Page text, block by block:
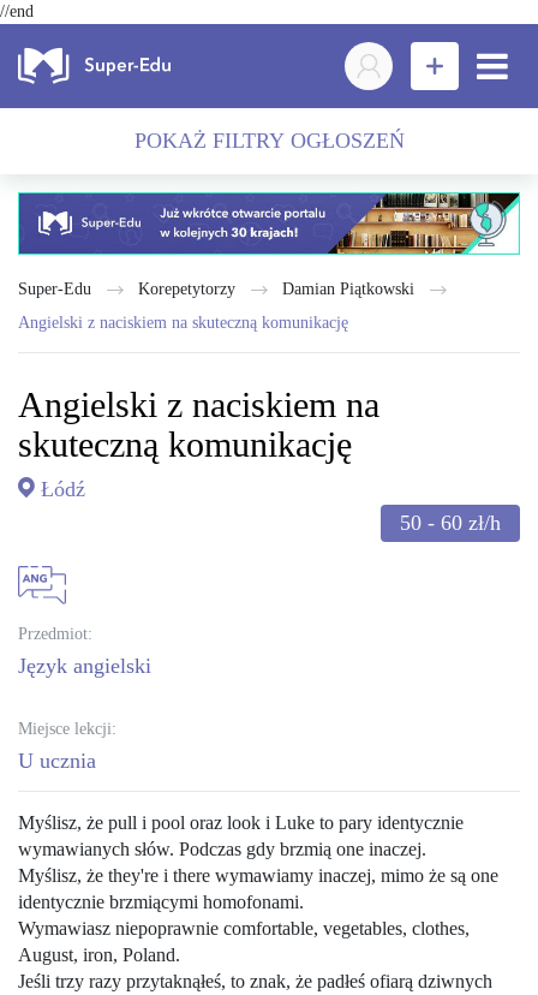
//end
POKAŻ FILTRY OGŁOSZEŃ
Super-Edu Korepetytorzy
Damian Piątkowski
Angielski z naciskiem na skuteczną komunikację
Angielski z naciskiem na
skuteczną komunikację
Łódź
50 - 60 zł/h
Przedmiot:
język angielski
Miejsce lekcji:
U ucznia
Myślisz, że pull i pool oraz look i Luke to pary identycznie
wymawianych słów. Podczas gdy brzmią one inaczej.
Myślisz, że they're i there wymawiamy inaczej, mimo że są one
identycznie brzmiącymi homofonami.
Wymawiasz niepoprawnie comfortable, vegetables, clothes,
August, iron, Poland.
Jeśli trzy razy przytaknąłeś, to znak, że padłeś ofiarą dziwnych